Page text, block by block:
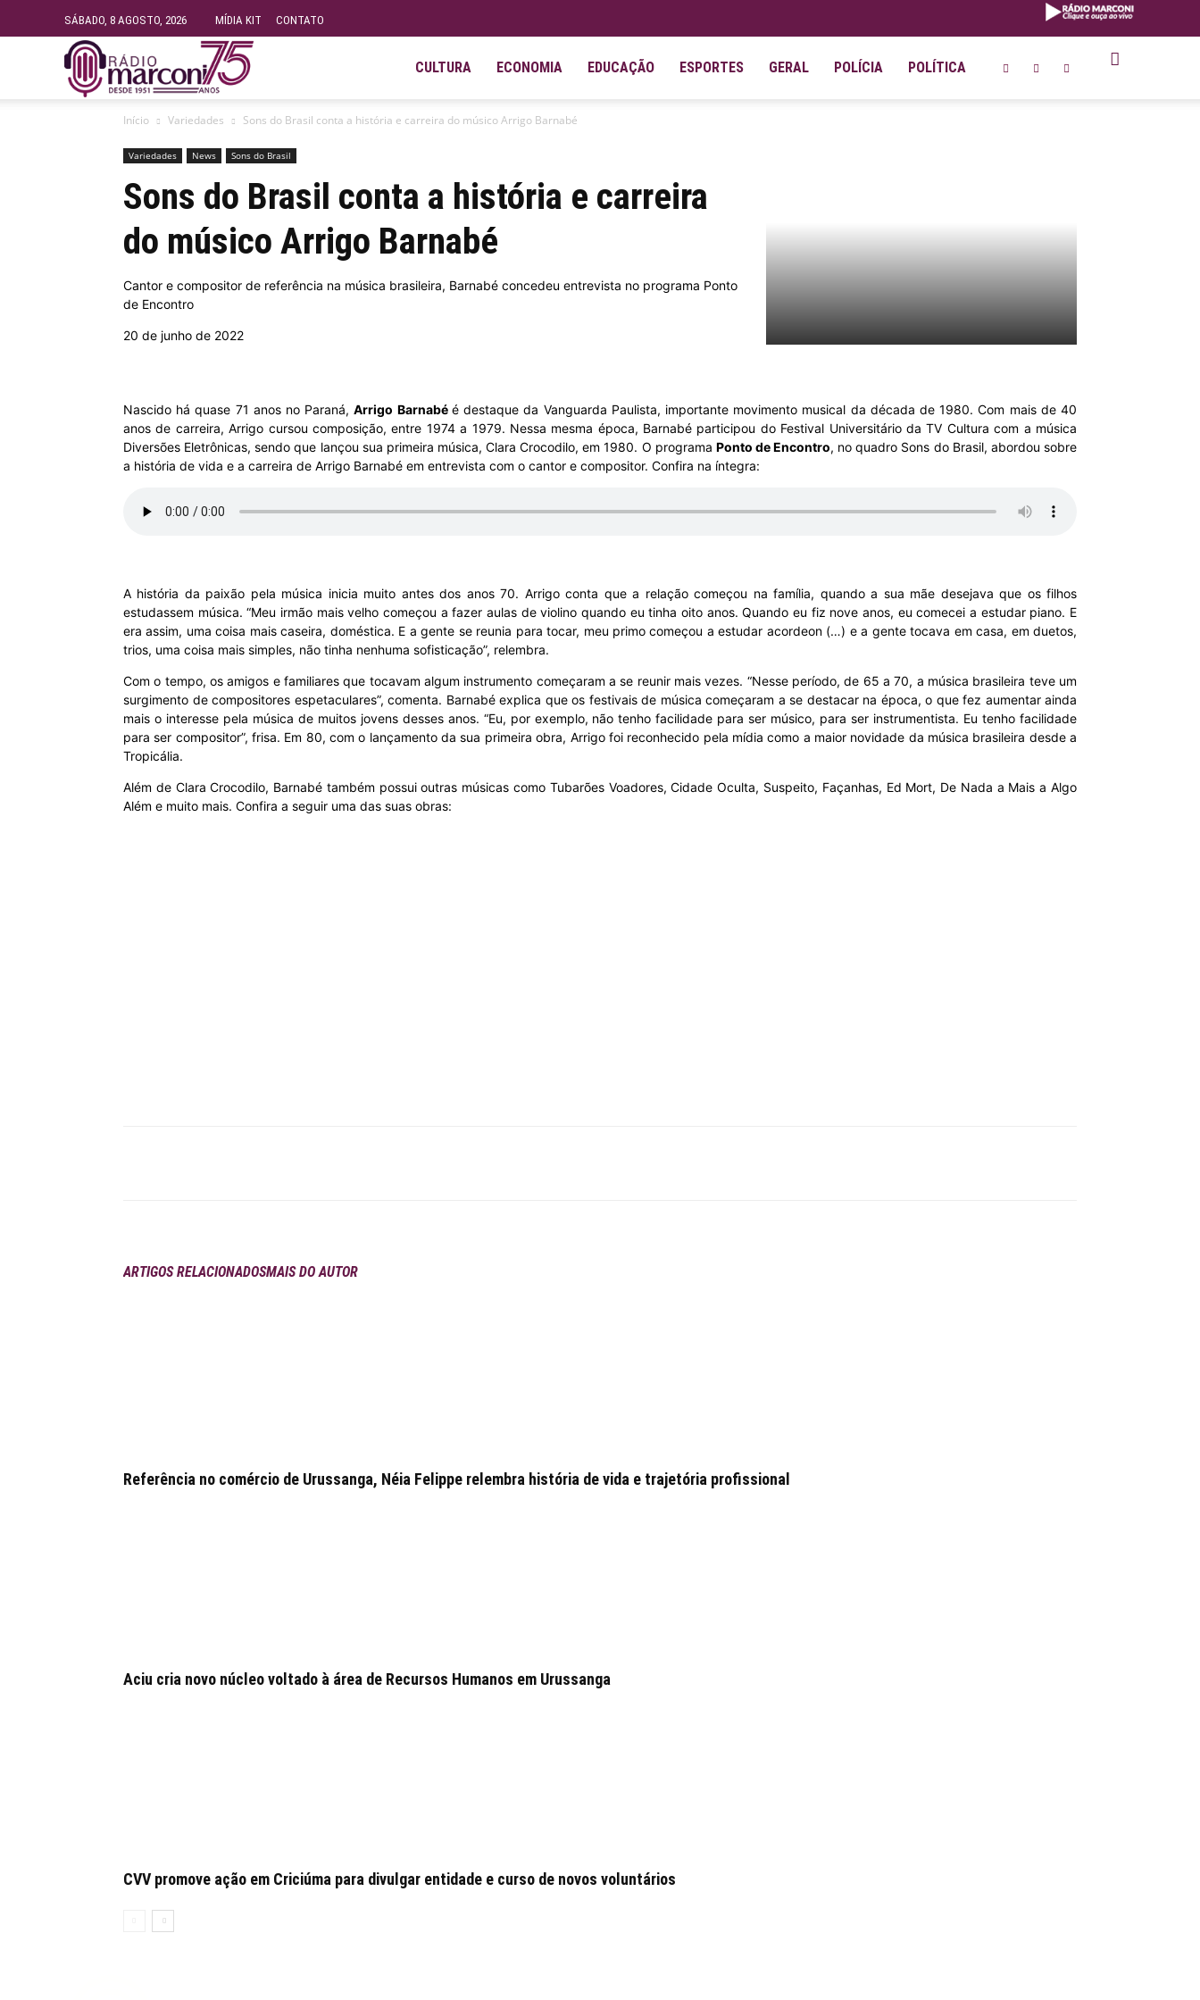
SÁBADO, 8 AGOSTO, 2026 MÍDIA KIT CONTATO
Fundação
Marconi
–
MHZ
CULTURA ECONOMIA EDUCAÇÃO ESPORTES GERAL POLÍCIA POLÍTICA
Início Variedades Sons do Brasil conta a história e carreira do músico Arrigo Barnabé
Variedades News Sons do Brasil
Sons do Brasil conta a história e carreira
do músico Arrigo Barnabé
Cantor e compositor de referência na música brasileira, Barnabé concedeu entrevista no programa Ponto
de Encontro
20 de junho de 2022
Nascido há quase 71 anos no Paraná,Arrigo Barnabé é destaque da Vanguarda Paulista, importante movimento musical da década de 1980. Com mais de 40
anos de carreira, Arrigo cursou composição, entre 1974 a 1979. Nessa mesma época, Barnabé participou do Festival Universitário da TV Cultura com a música
Diversões Eletrônicas, sendo que lançou sua primeira música, Clara Crocodilo, em 1980. O programa Ponto de Encontro, no quadro Sons do Brasil, abordou sobre
a história de vida e a carreira de Arrigo Barnabé em entrevista com o cantor e compositor. Confira na íntegra:
A história da paixão pela música inicia muito antes dos anos 70. Arrigo conta que a relação começou na família, quando a sua mãe desejava que os filhos
estudassem música. “Meu irmão mais velho começou a fazer aulas de violino quando eu tinha oito anos. Quando eu fiz nove anos, eu comecei a estudar piano. E
era assim, uma coisa mais caseira, doméstica. E a gente se reunia para tocar, meu primo começou a estudar acordeon (…) e a gente tocava em casa, em duetos,
trios, uma coisa mais simples, não tinha nenhuma sofisticação”, relembra.
Com o tempo, os amigos e familiares que tocavam algum instrumento começaram a se reunir mais vezes. “Nesse período, de 65 a 70, a música brasileira teve um
surgimento de compositores espetaculares”, comenta. Barnabé explica que os festivais de música começaram a se destacar na época, o que fez aumentar ainda
mais o interesse pela música de muitos jovens desses anos. “Eu, por exemplo, não tenho facilidade para ser músico, para ser instrumentista. Eu tenho facilidade
para ser compositor”, frisa. Em 80, com o lançamento da sua primeira obra, Arrigo foi reconhecido pela mídia como a maior novidade da música brasileira desde a
Tropicália.
Além de Clara Crocodilo, Barnabé também possui outras músicas como Tubarões Voadores, Cidade Oculta, Suspeito, Façanhas, Ed Mort, De Nada a Mais a Algo
Além e muito mais. Confira a seguir uma das suas obras:
ARTIGOS RELACIONADOSMAIS DO AUTOR
Referência no comércio de Urussanga, Néia Felippe relembra história de vida e trajetória profissional
Aciu cria novo núcleo voltado à área de Recursos Humanos em Urussanga
CVV promove ação em Criciúma para divulgar entidade e curso de novos voluntários